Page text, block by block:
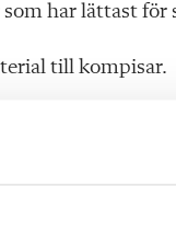
har lättast för
till kompisar.
och
men om jag